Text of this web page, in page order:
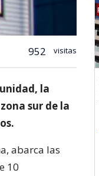
952 visitas
la
sur de la
abarca las
10